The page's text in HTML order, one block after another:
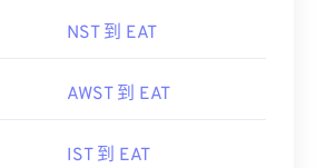
NST 到 EAT
AWST 到 EAT
IST 到 EAT